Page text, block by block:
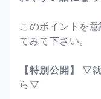
このポイントを
てみて下さい。
【特別公開】
▽
ら▽